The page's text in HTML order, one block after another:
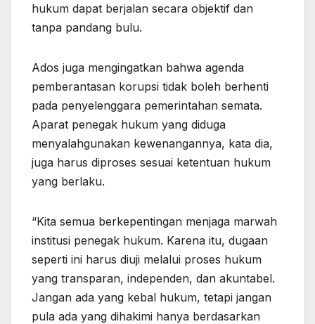
hukum dapat berjalan secara objektif dan
tanpa pandang bulu.
Ados juga mengingatkan bahwa agenda
pemberantasan korupsi tidak boleh berhenti
pada penyelenggara pemerintahan semata.
Aparat penegak hukum yang diduga
menyalahgunakan kewenangannya, kata dia,
juga harus diproses sesuai ketentuan hukum
yang berlaku.
“Kita semua berkepentingan menjaga marwah
institusi penegak hukum. Karena itu, dugaan
seperti ini harus diuji melalui proses hukum
yang transparan, independen, dan akuntabel.
Jangan ada yang kebal hukum, tetapi jangan
pula ada yang dihakimi hanya berdasarkan